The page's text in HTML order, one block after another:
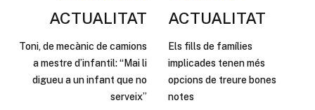
ACTUALITAT
Toni, de mecànic de camions
a mestre d’infantil: “Mai li
digueu a un infant que no
serveix”
ACTUALITAT
Els fills de famílies
implicades tenen més
opcions de treure bones
notes